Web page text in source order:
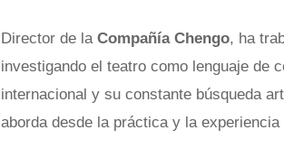
Director de la Compañía Chengo, ha
investigando el teatro como lenguaje de
internacional y su constante búsqueda
aborda desde la práctica y la experiencia